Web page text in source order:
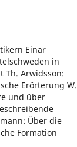
Einar
in
Th. Arwidsson:
Erörterung W.
und über
Über die
Formation